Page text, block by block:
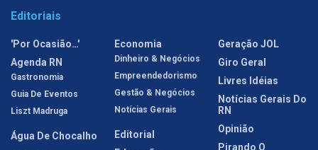
Editoriais
'Por Ocasião…'
Agenda RN
Gastronomia
Guia De Eventos
Liszt Madruga
Água De Chocalho
Economia
Dinheiro & Negócios
Empreendedorismo
Gestão & Negócios
Notícias Gerais
Editorial
Geração JOL
Giro Geral
Livres Idéias
Notícias Gerais Do
RN
Opinião
Pirando O